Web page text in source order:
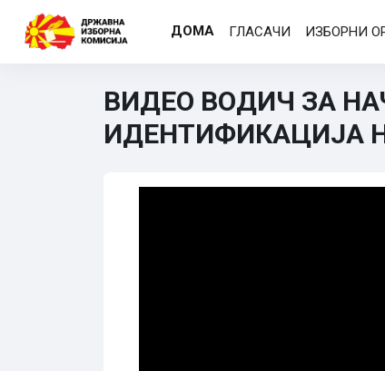
Оди до главна содржина
ДОМА
ГЛАСАЧИ ИЗБОРНИ
ВИДЕО ВОДИЧ ЗА
ИДЕНТИФИКАЦИЈА